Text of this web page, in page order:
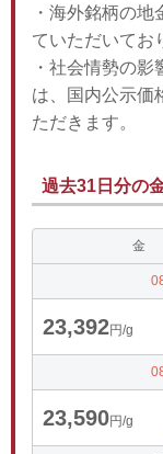
・海外銘柄の
ていただいてお
・社会情勢の
は、国内公示価
ただきます。
過去31日分の
金
23,392円/g
23,590円/g